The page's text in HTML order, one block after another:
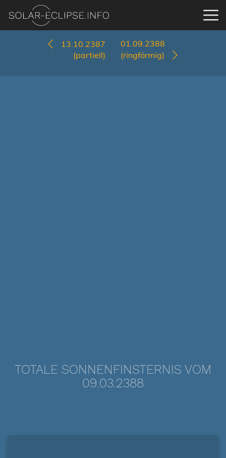
13.10.2387
(partiell)
01.09.2388
(ringförmig)
TOTALE SONNENFINSTERNIS VOM
09.03.2388